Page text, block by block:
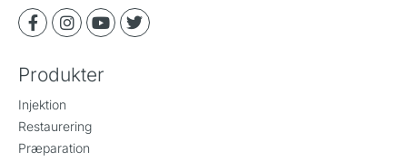
Produkter
Injektion
Restaurering
Præparation